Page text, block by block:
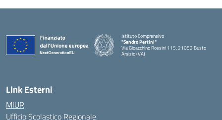
Istituto Comprensivo
"Sandro Pertini"
Via Gioacchino Rossini 115, 21052 Busto
Arsizio (VA)
Link Esterni
MIUR
Ufficio Scolastico Regionale